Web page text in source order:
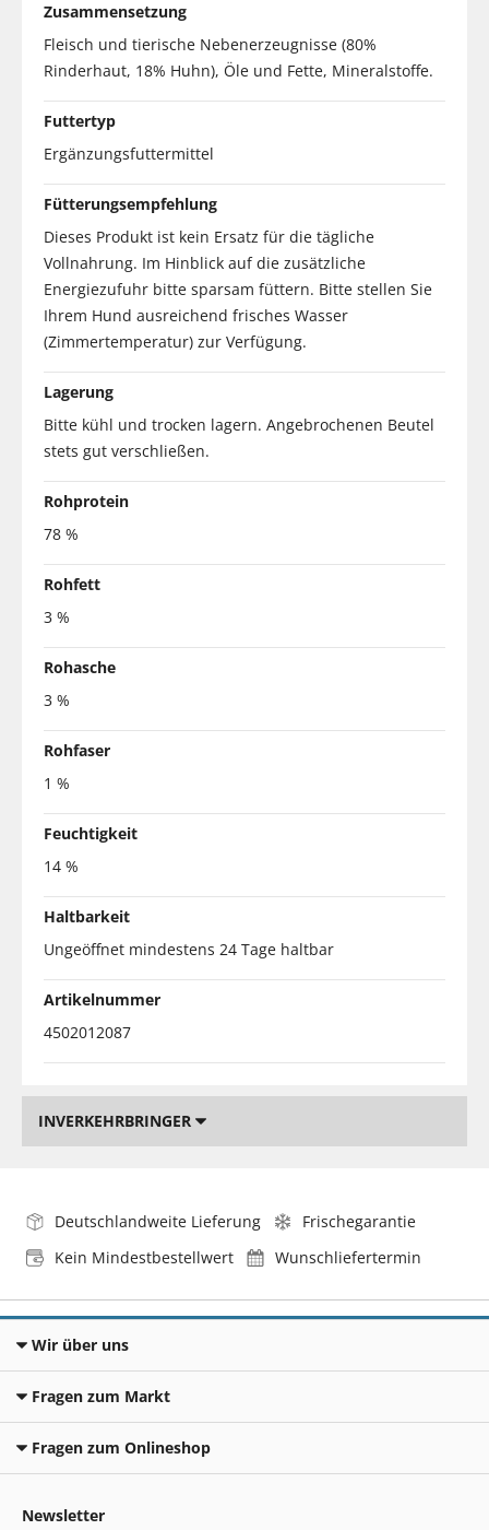
Zusammensetzung
Fleisch und tierische Nebenerzeugnisse (80%
Rinderhaut, 18% Huhn), Öle und Fette, Mineralstoffe.
Futtertyp
Ergänzungsfuttermittel
Fütterungsempfehlung
Dieses Produkt ist kein Ersatz für die tägliche
Vollnahrung. Im Hinblick auf die zusätzliche
Energiezufuhr bitte sparsam füttern. Bitte stellen Sie
Ihrem Hund ausreichend frisches Wasser
(Zimmertemperatur) zur Verfügung.
Lagerung
Bitte kühl und trocken lagern. Angebrochenen Beutel
stets gut verschließen.
Rohprotein
78 %
Rohfett
3 %
Rohasche
3 %
Rohfaser
1 %
Feuchtigkeit
14 %
Haltbarkeit
Ungeöffnet mindestens 24 Tage haltbar
Artikelnummer
4502012087
INVERKEHRBRINGER
Deutschlandweite Lieferung
Frischegarantie
Kein Mindestbestellwert
Wunschliefertermin
Wir über uns
Fragen zum Markt
Fragen zum Onlineshop
Newsletter